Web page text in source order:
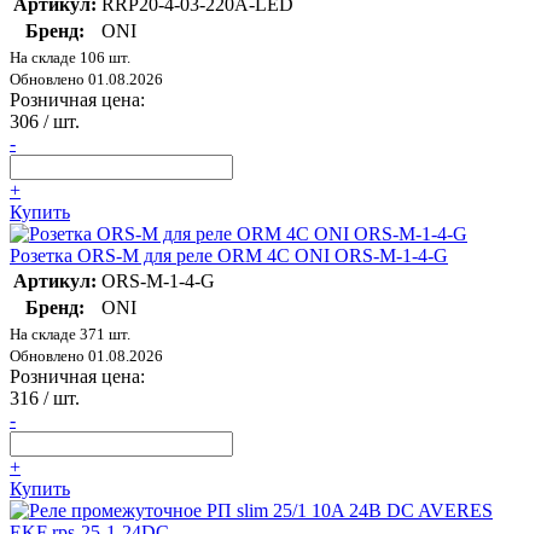
Артикул: RRP20-4-03-220A-LED
Бренд:
ONI
На складе 106 шт.
Обновлено 01.08.2026
Розничная цена:
306 / шт.
-
+
Купить
Розетка ORS-M для реле ORM 4C ONI ORS-M-1-4-G
Артикул: ORS-M-1-4-G
Бренд:
ONI
На складе 371 шт.
Обновлено 01.08.2026
Розничная цена:
316 / шт.
-
+
Купить